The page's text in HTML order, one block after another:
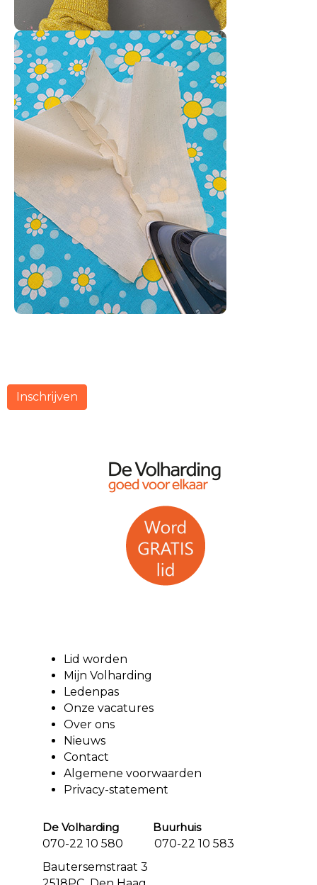
Inschrijven
Lid worden
Mijn Volharding
Ledenpas
Onze vacatures
Over ons
Nieuws
Contact
Algemene voorwaarden
Privacy-statement
De Volharding Buurhuis
070-22 10 580 070-22 10 583
Bautersemstraat 3